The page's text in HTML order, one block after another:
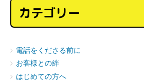
カテゴリー
電話をくださる前に
お客様との絆
はじめての方へ